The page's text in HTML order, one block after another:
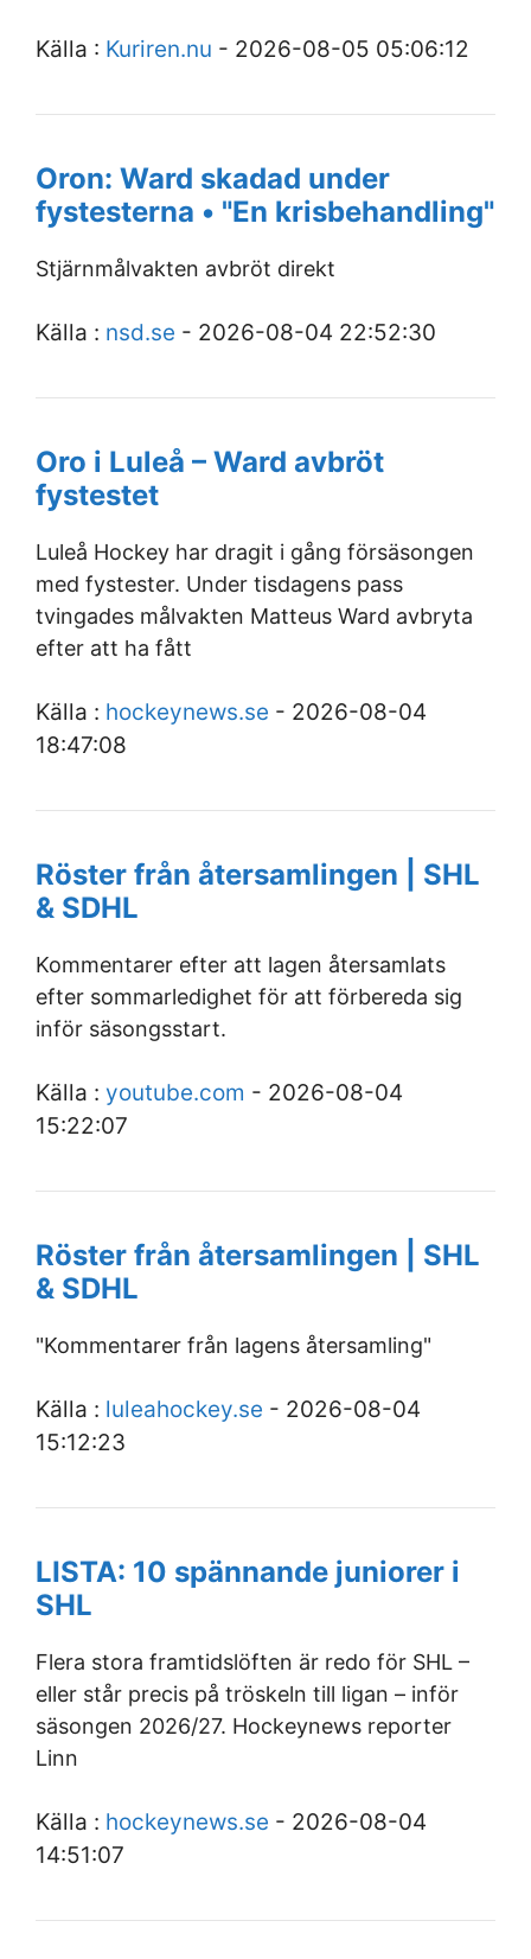
Källa : Kuriren.nu - 2026-08-05 05:06:12
Oron: Ward skadad under
fystesterna • "En krisbehandling"
Stjärnmålvakten avbröt direkt
Källa : nsd.se - 2026-08-04 22:52:30
Oro i Luleå – Ward avbröt
fystestet
Luleå Hockey har dragit i gång försäsongen
med fystester. Under tisdagens pass
tvingades målvakten Matteus Ward avbryta
efter att ha fått
Källa : hockeynews.se - 2026-08-04
18:47:08
Röster från återsamlingen | SHL
& SDHL
Kommentarer efter att lagen återsamlats
efter sommarledighet för att förbereda sig
inför säsongsstart.
Källa : youtube.com - 2026-08-04
15:22:07
Röster från återsamlingen | SHL
& SDHL
"Kommentarer från lagens återsamling"
Källa : luleahockey.se - 2026-08-04
15:12:23
LISTA: 10 spännande juniorer i
SHL
Flera stora framtidslöften är redo för SHL –
eller står precis på tröskeln till ligan – inför
säsongen 2026/27. Hockeynews reporter
Linn
Källa : hockeynews.se - 2026-08-04
14:51:07